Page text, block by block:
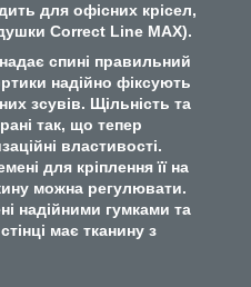
для офісних крісел,
Correct Line MAX).
спині правильний
надійно фіксують
зсувів. Щільність та
так, що тепер
властивості.
для кріплення її на
можна регулювати.
надійними гумками та
має тканину з